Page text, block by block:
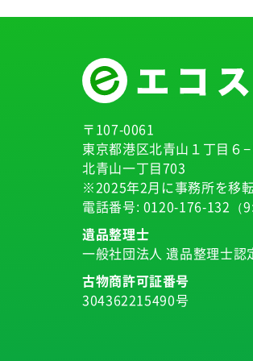
〒107-0061
東京都港区北青山１丁目６
北青山一丁目703
※2025年2月に事務所を移転
電話番号: 0120-176-132
遺品整理士
一般社団法人 遺品整理士認
古物商許可証番号
304362215490号